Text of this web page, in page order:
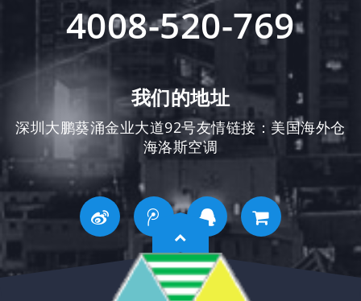
4008-520-769
我们的地址
深圳大鹏葵涌金业大道92号友情链接： 美国海外仓
海洛斯空调